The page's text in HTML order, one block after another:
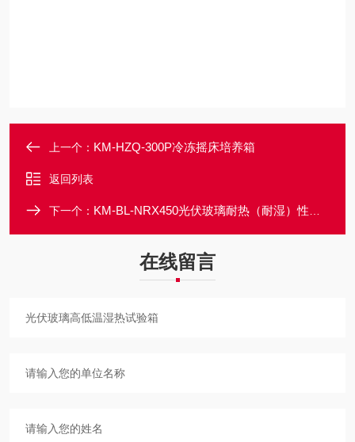
上一个： KM-HZQ-300P冷冻摇床培养箱
返回列表
下一个： KM-BL-NRX450光伏玻璃耐热（耐湿）性试验箱
在线留言